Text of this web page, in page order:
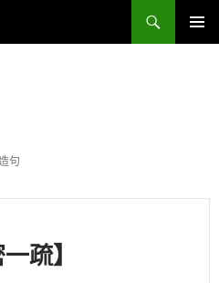
句
疏】